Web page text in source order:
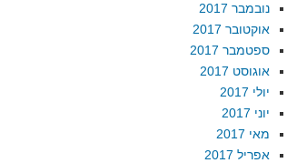
נובמבר 2017
אוקטובר 2017
ספטמבר 2017
אוגוסט 2017
יולי 2017
יוני 2017
מאי 2017
אפריל 2017